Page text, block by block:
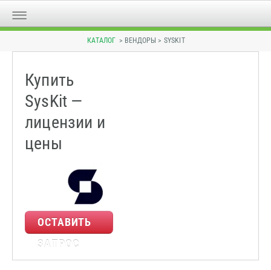
КАТАЛОГ > ВЕНДОРЫ > SYSKIT
Купить
SysKit —
лицензии и
цены
ОСТАВИТЬ
ЗАПРОС